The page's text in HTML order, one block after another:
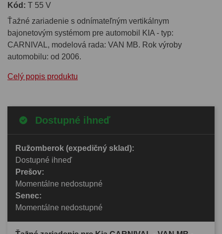
Kód: T 55 V
Ťažné zariadenie s odnímateľným vertikálnym
bajonetovým systémom pre automobil KIA - typ:
CARNIVAL, modelová rada: VAN MB. Rok výroby
automobilu: od 2006.
Celý popis produktu
Dostupné ihneď
Ružomberok (expedičný sklad):
Dostupné ihneď
Prešov:
Momentálne nedostupné
Senec:
Momentálne nedostupné